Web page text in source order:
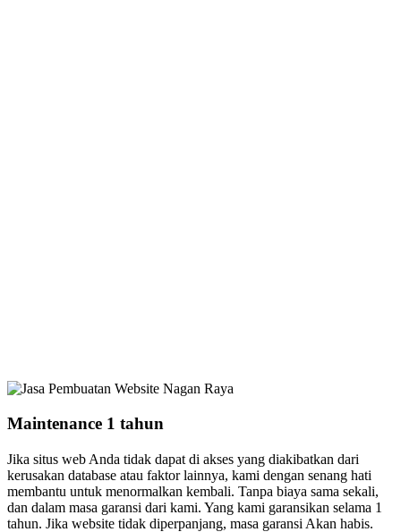
Maintenance 1 tahun
Jika situs web Anda tidak dapat di akses yang diakibatkan dari
kerusakan database atau faktor lainnya, kami dengan senang hati
membantu untuk menormalkan kembali. Tanpa biaya sama sekali,
dan dalam masa garansi dari kami. Yang kami garansikan selama 1
tahun. Jika website tidak diperpanjang, masa garansi Akan habis.